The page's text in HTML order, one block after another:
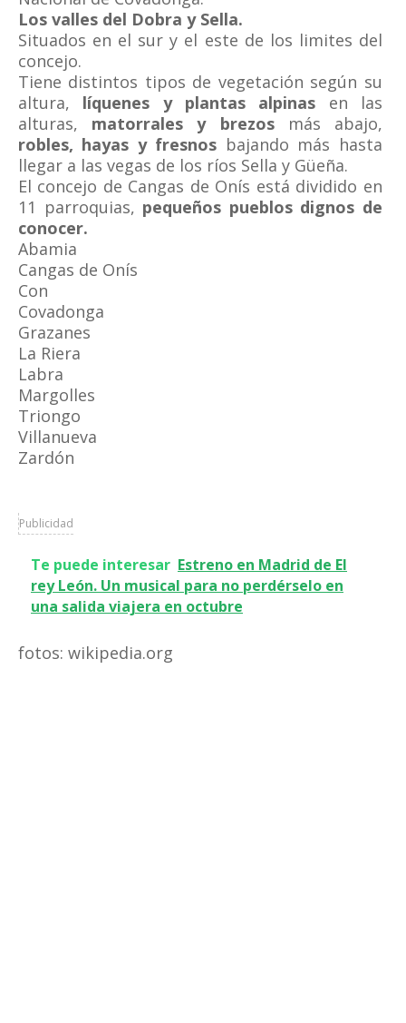
Los valles del Dobra y Sella.
Situados en el sur y el este de los limites del
concejo.
Tiene distintos tipos de vegetación según su
altura, líquenes y plantas alpinas en las
alturas, matorrales y brezosmás abajo,
robles, hayas y fresnos bajando más hasta
llegar a las vegas de los ríos Sella y Güeña.
El concejo de Cangas de Onís está dividido en
11 parroquias, pequeños pueblos dignos de
conocer.
Abamia
Cangas de Onís
Con
Covadonga
Grazanes
La Riera
Labra
Margolles
Triongo
Villanueva
Zardón
Publicidad
Te puede interesar Estreno en Madrid de El
rey León. Un musical para no perdérselo en
una salida viajera en octubre
fotos: wikipedia.org